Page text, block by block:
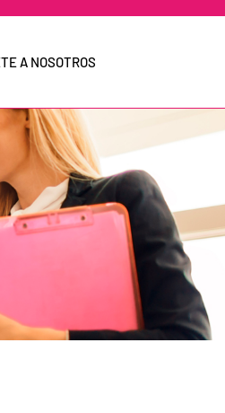
A NOSOTROS